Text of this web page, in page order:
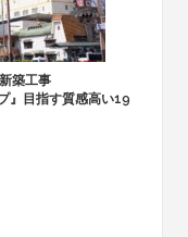
築工事
』目指す質感高い19